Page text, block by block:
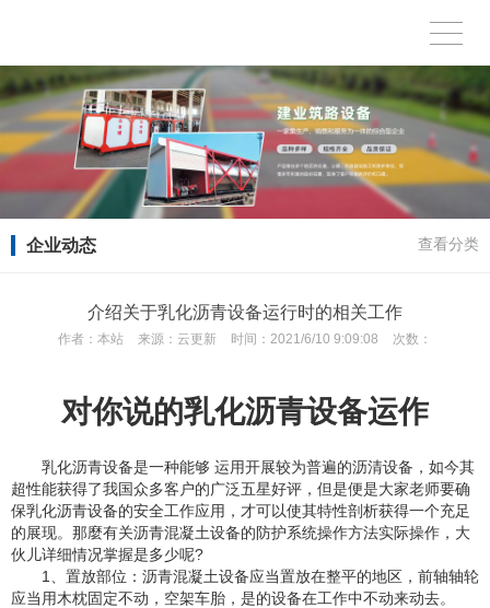
企业动态 查看分类
介绍关于乳化沥青设备运行时的相关工作
作者： 本站 来源： 云更新 时间： 2021/6/10 9:09:08 次数：
对你说的乳化沥青设备运作
乳化沥青设备是一种能够 运用开展较为普遍的沥清设备，如今其
超性能获得了我国众多客户的广泛五星好评，但是便是大家老师要确
保乳化沥青设备的安全工作应用，才可以使其特性剖析获得一个充足
的展现。那麼有关沥青混凝土设备的防护系统操作方法实际操作，大
伙儿详细情况掌握是多少呢?
1、置放部位：沥青混凝土设备应当置放在整平的地区，前轴轴轮
应当用木枕固定不动，空架车胎，是的设备在工作中不动来动去。